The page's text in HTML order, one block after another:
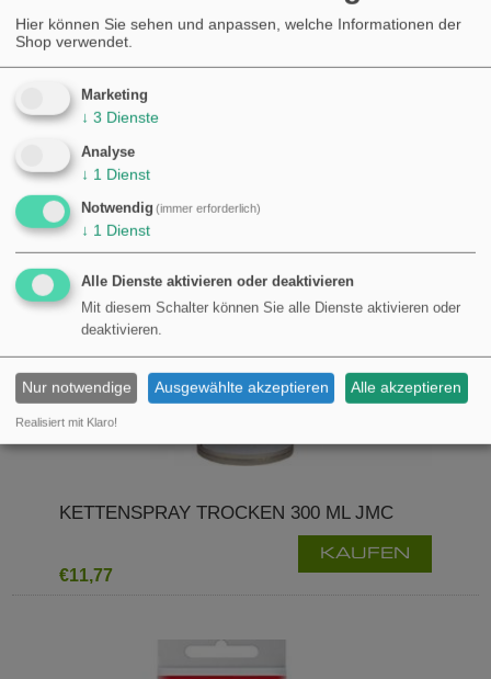
€61,68
KAUFEN
KETTENSPRAY TROCKEN 300 ML JMC
€11,77
KAUFEN
Hier können Sie sehen und anpassen, welche Informationen der
Shop verwendet.
Marketing
↓ 3 Dienste
Analyse
↓ 1 Dienst
Notwendig (immer erforderlich)
↓ 1 Dienst
Alle Dienste aktivieren oder deaktivieren
Mit diesem Schalter können Sie alle Dienste aktivieren oder
deaktivieren.
Nur notwendige Ausgewählte akzeptieren Alle akzeptieren
Realisiert mit Klaro!